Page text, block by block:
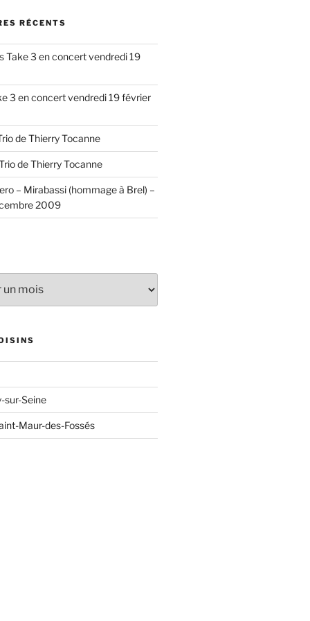
RÉCENTS
Take 3 en concert vendredi 19
3 en concert vendredi 19 février
de Thierry Tocanne
de Thierry Tocanne
– Mirabassi (hommage à Brel) –
2009
sur-Seine
Maur-des-Fossés